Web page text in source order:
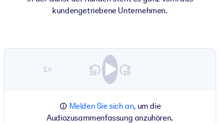
kundengetriebene Unternehmen.
1×
Melden Sie sich an,um die
Audiozusammenfassung anzuhören.